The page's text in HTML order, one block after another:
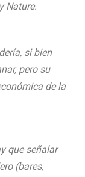
Nature.
si bien
pero su
de la
señalar
(bares,